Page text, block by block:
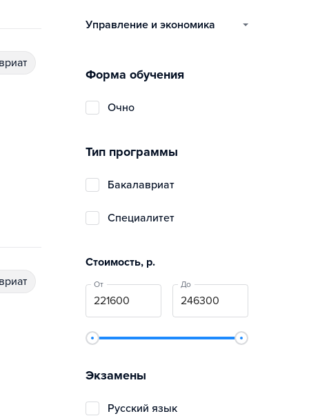
управление и экономика
Форма обучения
очно
Тип программы
бакалавриат
специалитет
Стоимость, р.
От До
Экзамены
русский язык